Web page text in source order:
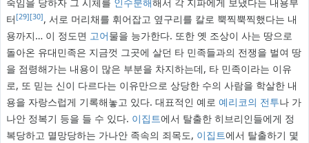
죽임을 당하자 그 시체를 인수분해해서 각 지파에게 보냈다는 내용부
터[29][30], 서로 머리채를 휘어잡고 옆구리를 칼로 뿍찍뿍찍했다는 내
용까지… 이 정도면 고어물을 능가한다. 또한 옛 조상이 사는 땅으로
돌아온 유대민족은 지금껏 그곳에 살던 타 민족들과의 전쟁을 벌여 땅
을 점령해가는 내용이 많은 부분을 차지하는데, 타 민족이라는 이유
로, 또 믿는 신이 다르다는 이유만으로 상당한 수의 사람을 학살한 내
용을 자랑스럽게 기록해놓고 있다. 대표적인 예로 예리코의 전투나 가
나안 정복기 등을 들 수 있다. 이집트에서 탈출한 히브리인들에게 정
복당하고 멸망당하는 가나안 족속의 죄목도, 이집트에서 탈출하기 몇